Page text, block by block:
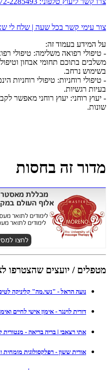
צור עימי קשר בכל שעה | שלח לי
על המידע בעמוד זה:
- טיפולי רפואה משלימה: טיפולי
משלבים בתוכם תחומי אבחון
בשימוש נרחב.
- טיפולי רוחניות: טיפולי רוחניות
בעיות רגשיות.
- יעוץ רוחני: יעוץ רוחני מאפשר
שונות.
מדור זה בחסות
מטפלים / יועצים שהצטרפו
נועה הראל - "נשי.מה" קליניקה
דורית לוינגר - אימון אישי לחיים
אתי רצאבי | בריה בריאה - מנטורית
אורית ששון - רפלקסולוגית